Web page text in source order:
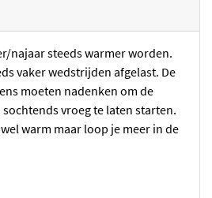
najaar steeds warmer worden.
vaker wedstrijden afgelast. De
moeten nadenken om de
vroeg te laten starten.
warm maar loop je meer in de